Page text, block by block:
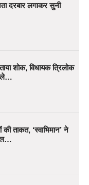
दरबार लगाकर सुनी
शोक, विधायक त्रिलोक
ताकत, ‘स्वाभिमान’ ने